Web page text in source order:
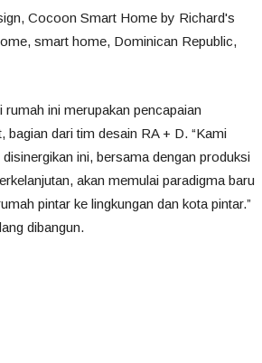
ini merupakan pencapaian
bagian dari tim desain RA + D. “Kami
ini, bersama dengan produksi
akan memulai paradigma baru
pintar ke lingkungan dan kota pintar.”
dibangun.